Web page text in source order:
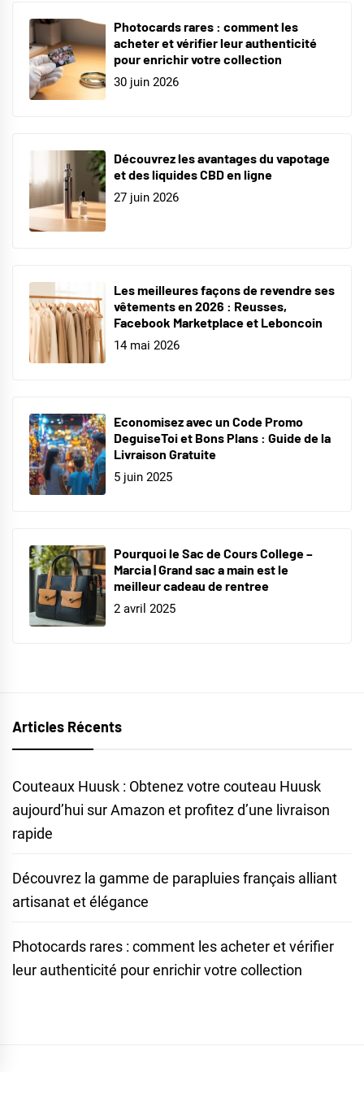
Photocards rares : comment les
acheter et vérifier leur authenticité
pour enrichir votre collection
30 juin 2026
Découvrez les avantages du vapotage
et des liquides CBD en ligne
27 juin 2026
Les meilleures façons de revendre ses
vêtements en 2026 : Reusses,
Facebook Marketplace et Leboncoin
14 mai 2026
Economisez avec un Code Promo
DeguiseToi et Bons Plans : Guide de la
Livraison Gratuite
5 juin 2025
Pourquoi le Sac de Cours College –
Marcia | Grand sac a main est le
meilleur cadeau de rentree
2 avril 2025
Articles Récents
Couteaux Huusk : Obtenez votre couteau Huusk
aujourd’hui sur Amazon et profitez d’une livraison
rapide
Découvrez la gamme de parapluies français alliant
artisanat et élégance
Photocards rares : comment les acheter et vérifier
leur authenticité pour enrichir votre collection